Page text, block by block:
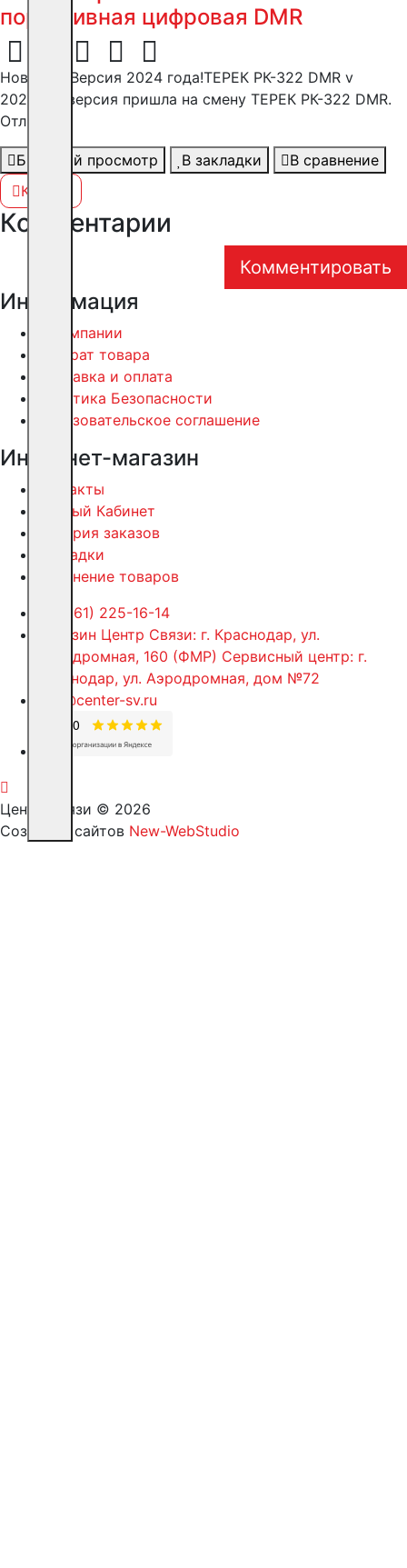
портативная цифровая DMR
Новинка! Версия 2024 года!ТЕРЕК РК-322 DMR v
2024Эта версия пришла на смену ТЕРЕК РК-322 DMR.
Отличи..
Быстрый просмотр В закладки
В сравнение
Купить
Комментарии
Комментировать
Информация
О компании
Возврат товара
Доставка и оплата
Политика Безопасности
Пользовательское соглашение
Интернет-магазин
Контакты
Личный Кабинет
История заказов
Закладки
Сравнение товаров
+7 (861) 225-16-14
Магазин Центр Связи: г. Краснодар, ул.
Аэродромная, 160 (ФМР) Сервисный центр: г.
Краснодар, ул. Аэродромная, дом №72
info@center-sv.ru
Центр Связи © 2026
Создание сайтов New-WebStudio